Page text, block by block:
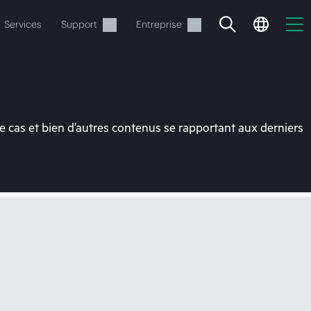
Services Support Entreprise
et bien d’autres contenus se rapportant aux derniers